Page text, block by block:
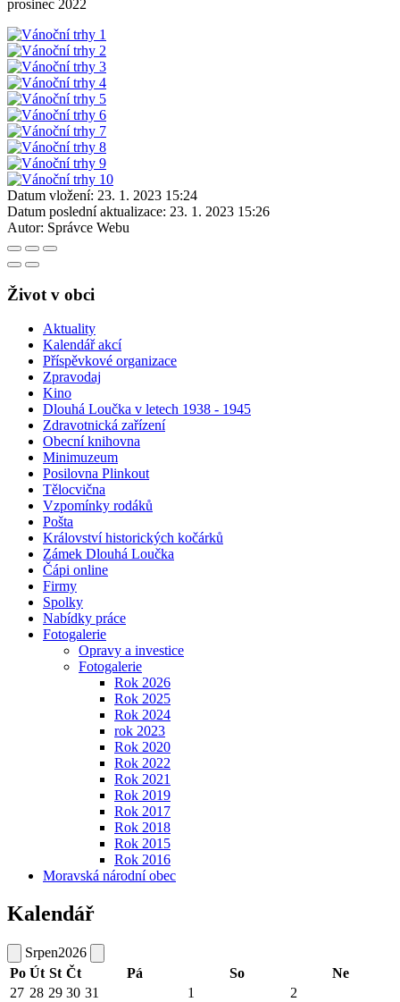
prosinec 2022
Datum vložení: 23. 1. 2023 15:24
Datum poslední aktualizace: 23. 1. 2023 15:26
Autor: Správce Webu
Život v obci
Aktuality
Kalendář akcí
Příspěvkové organizace
Zpravodaj
Kino
Dlouhá Loučka v letech 1938 - 1945
Zdravotnická zařízení
Obecní knihovna
Minimuzeum
Posilovna Plinkout
Tělocvična
Vzpomínky rodáků
Pošta
Království historických kočárků
Zámek Dlouhá Loučka
Čápi online
Firmy
Spolky
Nabídky práce
Fotogalerie
Opravy a investice
Fotogalerie
Rok 2026
Rok 2025
Rok 2024
rok 2023
Rok 2020
Rok 2022
Rok 2021
Rok 2019
Rok 2017
Rok 2018
Rok 2015
Rok 2016
Moravská národní obec
Kalendář
Srpen2026
Po Út St Čt Pá So
Ne
27 28 29 30 31 1 2